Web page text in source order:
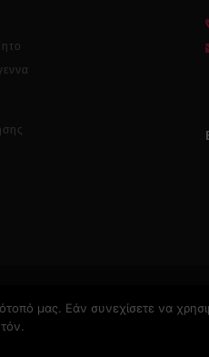
μας. Εάν συνεχίσετε να